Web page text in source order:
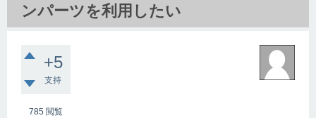
ンパーツを利用したい
+5
支持
785 閲覧